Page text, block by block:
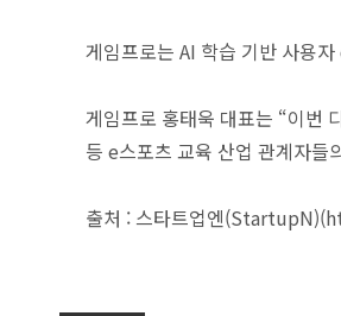
게임프로는 AI 학습 기반 사용
게임프로 홍태욱 대표는 “이번
등 e스포츠 교육 산업 관계자들
출처 : 스타트업엔